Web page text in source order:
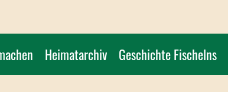
Heimatarchiv Geschichte Fischelns